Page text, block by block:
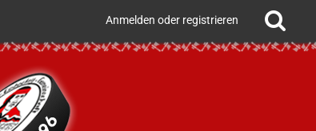
Anmelden oder registrieren